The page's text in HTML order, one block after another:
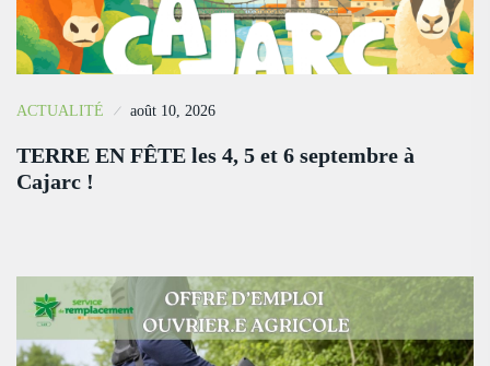
ACTUALITÉ août 10, 2026
TERRE EN FÊTE les 4, 5 et 6 septembre à
Cajarc !